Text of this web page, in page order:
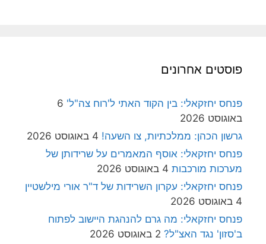
פוסטים אחרונים
פנחס יחזקאלי: בין הקוד האתי ל'רוח צה"ל' 6
באוגוסט 2026
גרשון הכהן: ממלכתיות, צו השעה! 4 באוגוסט 2026
פנחס יחזקאלי: אוסף המאמרים על שרידותן של
מערכות מורכבות 4 באוגוסט 2026
פנחס יחזקאלי: עקרון השרידות של ד"ר אורי מילשטיין
4 באוגוסט 2026
פנחס יחזקאלי: מה גרם להנהגת היישוב לפתוח
ב'סזון' נגד האצ"ל? 2 באוגוסט 2026